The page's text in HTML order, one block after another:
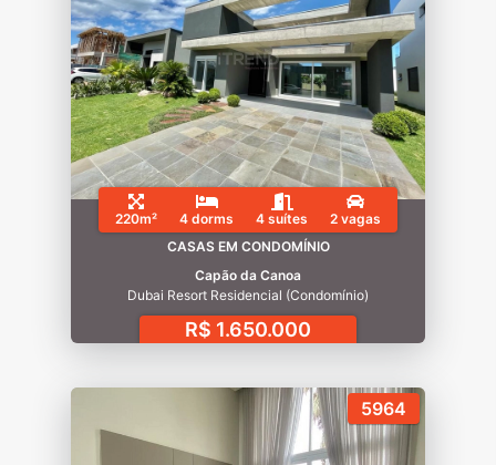
220m² 4 dorms 4 suítes
2 vagas
CASAS EM CONDOMÍNIO
Capão da Canoa
Dubai Resort Residencial (Condomínio)
R$ 1.650.000
5964